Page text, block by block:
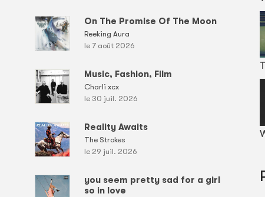
On The Promise Of The Moon
Reeking Aura
le 7 août 2026
Music, Fashion, Film
Charli xcx
le 30 juil. 2026
Reality Awaits
The Strokes
le 29 juil. 2026
you seem pretty sad for a girl
so in love